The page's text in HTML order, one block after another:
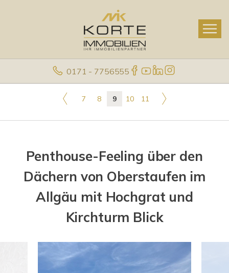
0171 - 7756555
7 8 9 10 11
Penthouse-Feeling über den
Dächern von Oberstaufen im
Allgäu mit Hochgrat und
Kirchturm Blick